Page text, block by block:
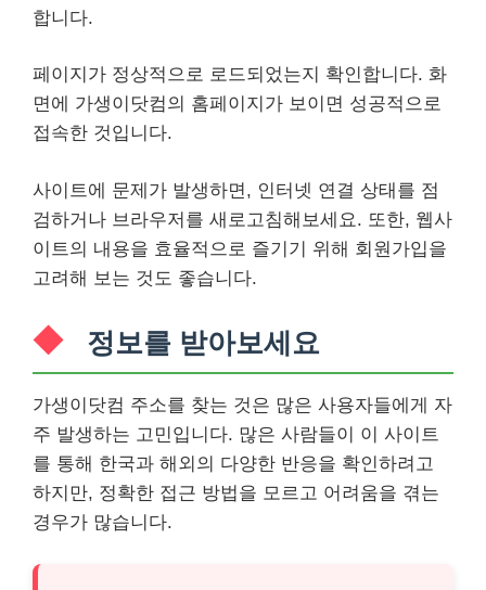
합니다.
페이지가 정상적으로 로드되었는지 확인합니다. 화
면에 가생이닷컴의 홈페이지가 보이면 성공적으로
접속한 것입니다.
사이트에 문제가 발생하면, 인터넷 연결 상태를 점
검하거나 브라우저를 새로고침해보세요. 또한, 웹사
이트의 내용을 효율적으로 즐기기 위해 회원가입을
고려해 보는 것도 좋습니다.
정보를 받아보세요
가생이닷컴 주소를 찾는 것은 많은 사용자들에게 자
주 발생하는 고민입니다. 많은 사람들이 이 사이트
를 통해 한국과 해외의 다양한 반응을 확인하려고
하지만, 정확한 접근 방법을 모르고 어려움을 겪는
경우가 많습니다.